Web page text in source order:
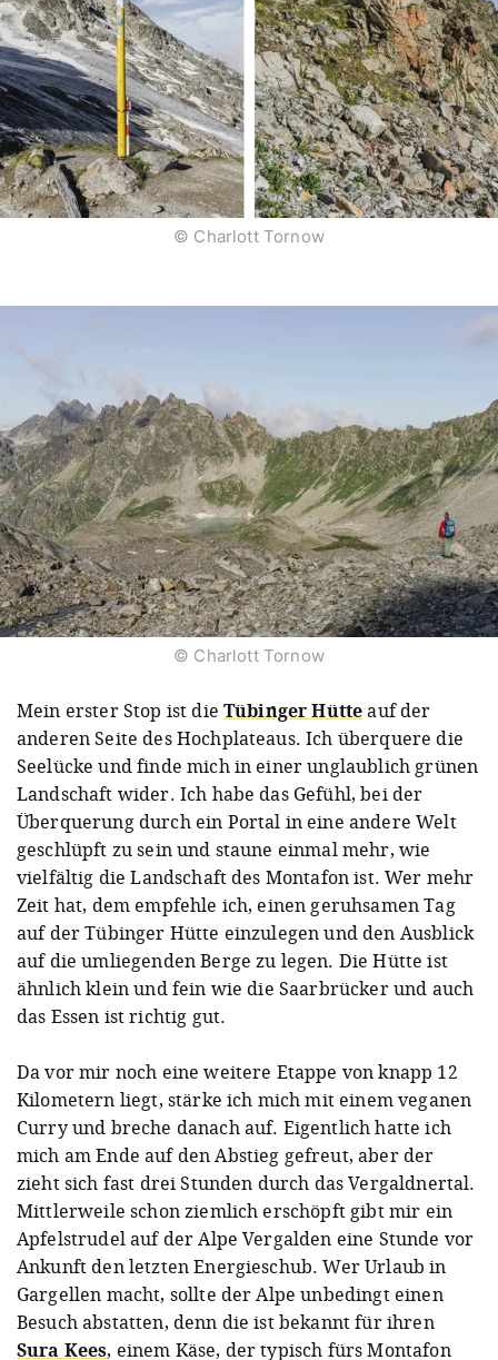
© Charlott Tornow
© Charlott Tornow
Mein erster Stop ist die Tübinger Hütteauf der
anderen Seite des Hochplateaus. Ich überquere die
Seelücke und finde mich in einer unglaublich grünen
Landschaft wider. Ich habe das Gefühl, bei der
Überquerung durch ein Portal in eine andere Welt
geschlüpft zu sein und staune einmal mehr, wie
vielfältig die Landschaft des Montafon ist. Wer mehr
Zeit hat, dem empfehle ich, einen geruhsamen Tag
auf der Tübinger Hütte einzulegen und den Ausblick
auf die umliegenden Berge zu legen. Die Hütte ist
ähnlich klein und fein wie die Saarbrücker und auch
das Essen ist richtig gut.
Da vor mir noch eine weitere Etappe von knapp 12
Kilometern liegt, stärke ich mich mit einem veganen
Curry und breche danach auf. Eigentlich hatte ich
mich am Ende auf den Abstieg gefreut, aber der
zieht sich fast drei Stunden durch das Vergaldnertal.
Mittlerweile schon ziemlich erschöpft gibt mir ein
Apfelstrudel auf der Alpe Vergalden eine Stunde vor
Ankunft den letzten Energieschub. Wer Urlaub in
Gargellen macht, sollte der Alpe unbedingt einen
Besuch abstatten, denn die ist bekannt für ihren
Sura Kees, einem Käse, der typisch fürs Montafon